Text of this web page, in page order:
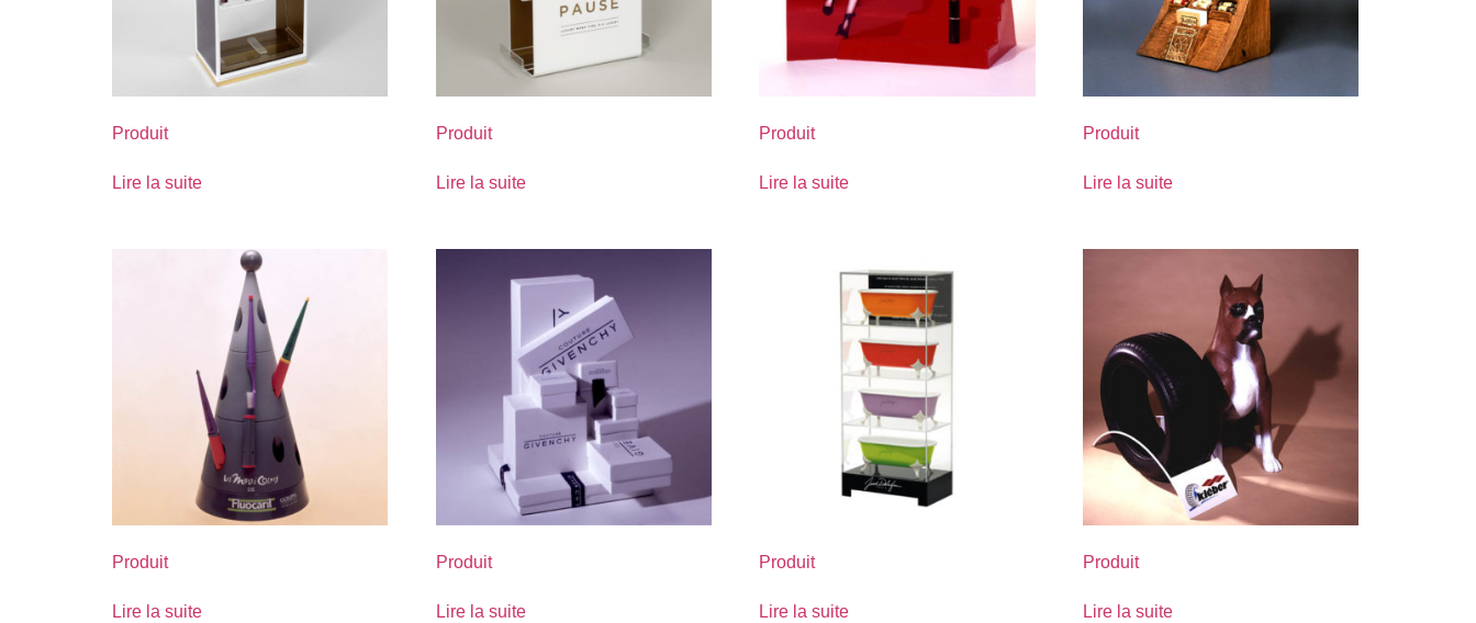
Produit
Lire la suite
Produit
Lire la suite
Produit
Lire la suite
Produit
Lire la suite
Produit
Lire la suite
Produit
Lire la suite
Produit
Lire la suite
Produit
Lire la suite